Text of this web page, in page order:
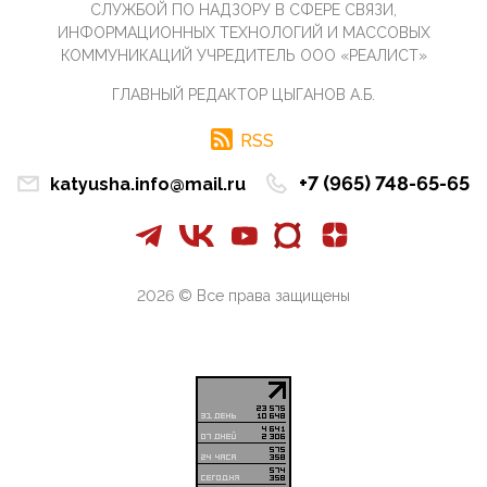
07:11, 10 Апреля 2026
Те, кто стоят за массовым завозом в Россию
инокультурных мигрантов, в общем-то понимают,
Благодаря знакомым, стали известны подробности
истории с белгородскими "Орланами",которые
Снова о главном на фронте. Противник вновь
захватил "малое небо" на украинском ТВД.
08:05, 09 Апреля 2026
А пока армия нашей многонациональной страны
продолжает сражаться с Украиной, где людей
СЛУЖБОЙ ПО НАДЗОРУ В СФЕРЕ СВЯЗИ,
ИНФОРМАЦИОННЫХ ТЕХНОЛОГИЙ И МАССОВЫХ
КОММУНИКАЦИЙ УЧРЕДИТЕЛЬ ООО «РЕАЛИСТ»
ГЛАВНЫЙ РЕДАКТОР ЦЫГАНОВ А.Б.
RSS
katyusha.info@mail.ru +7 (965) 748-65-65
2026 © Все права защищены